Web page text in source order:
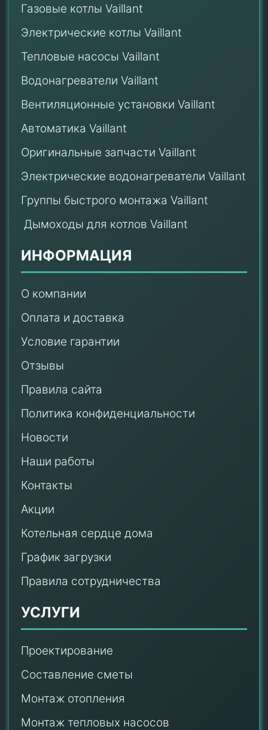
Газовые котлы Vaillant
Электрические котлы Vaillant
Тепловые насосы Vaillant
Водонагреватели Vaillant
Вентиляционные установки Vaillant
Автоматика Vaillant
Оригинальные запчасти Vaillant
Электрические водонагреватели Vaillant
Группы быстрого монтажа Vaillant
Дымоходы для котлов Vaillant
ИНФОРМАЦИЯ
О компании
Оплата и доставка
Условие гарантии
Отзывы
Правила сайта
Политика конфиденциальности
Новости
Наши работы
Контакты
Акции
Котельная сердце дома
График загрузки
Правила сотрудничества
УСЛУГИ
Проектирование
Составление сметы
Монтаж отопления
Монтаж тепловых насосов